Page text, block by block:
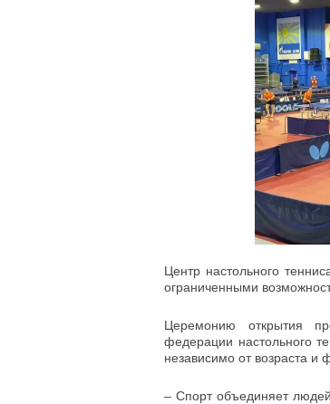
Центр настольного
ограниченными
Церемонию открытия
федерации настольного
независимо от возраста и
– Спорт объединяет